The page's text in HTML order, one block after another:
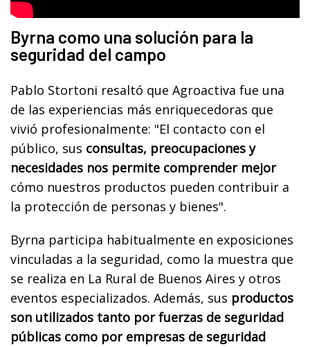
Byrna como una solución para la
seguridad del campo
Pablo Stortoni resaltó que Agroactiva fue una
de las experiencias más enriquecedoras que
vivió profesionalmente: "El contacto con el
público, sus consultas, preocupaciones y
necesidades nos permite comprender mejor
cómo nuestros productos pueden contribuir a
la protección de personas y bienes".
Byrna participa habitualmente en exposiciones
vinculadas a la seguridad, como la muestra que
se realiza en La Rural de Buenos Aires y otros
eventos especializados. Además, sus productos
son utilizados tanto por fuerzas de seguridad
públicas como por empresas de seguridad